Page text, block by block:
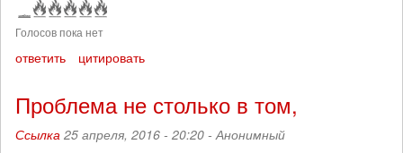
Голосов пока нет
ответить цитировать
Проблема не столько в том,
Ссылка 25 апреля, 2016 - 20:20 -Анонимный